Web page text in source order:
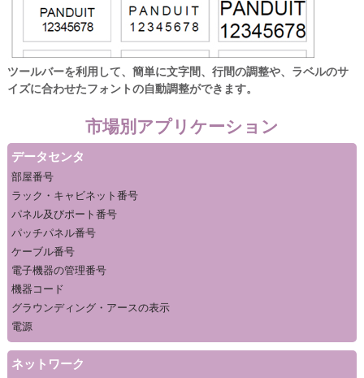
ツールバーを利用して、簡単に文字間、行間の調整や、ラベルのサ
イズに合わせたフォントの自動調整ができます。
市場別アプリケーション
データセンタ
部屋番号
ラック・キャビネット番号
パネル及びポート番号
パッチパネル番号
ケーブル番号
電子機器の管理番号
機器コード
グラウンディング・アースの表示
電源
ネットワーク